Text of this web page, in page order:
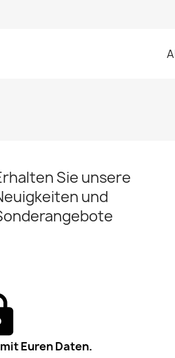
Sie unsere
und
Euren Daten.